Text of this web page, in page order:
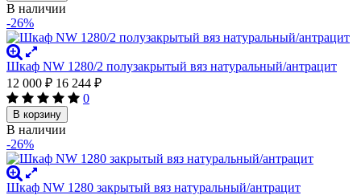
В наличии
-26%
Шкаф NW 1280/2 полузакрытый вяз натуральный/антрацит
12 000 ₽ 16 244 ₽
0
В корзину
В наличии
-26%
Шкаф NW 1280 закрытый вяз натуральный/антрацит